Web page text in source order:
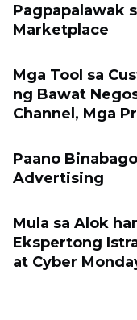
Pagpapalawak
Marketplace
Mga Tool sa
ng Bawat
Channel, Mga
Paano
Advertising
Mula sa Alok
Ekspertong
at Cyber